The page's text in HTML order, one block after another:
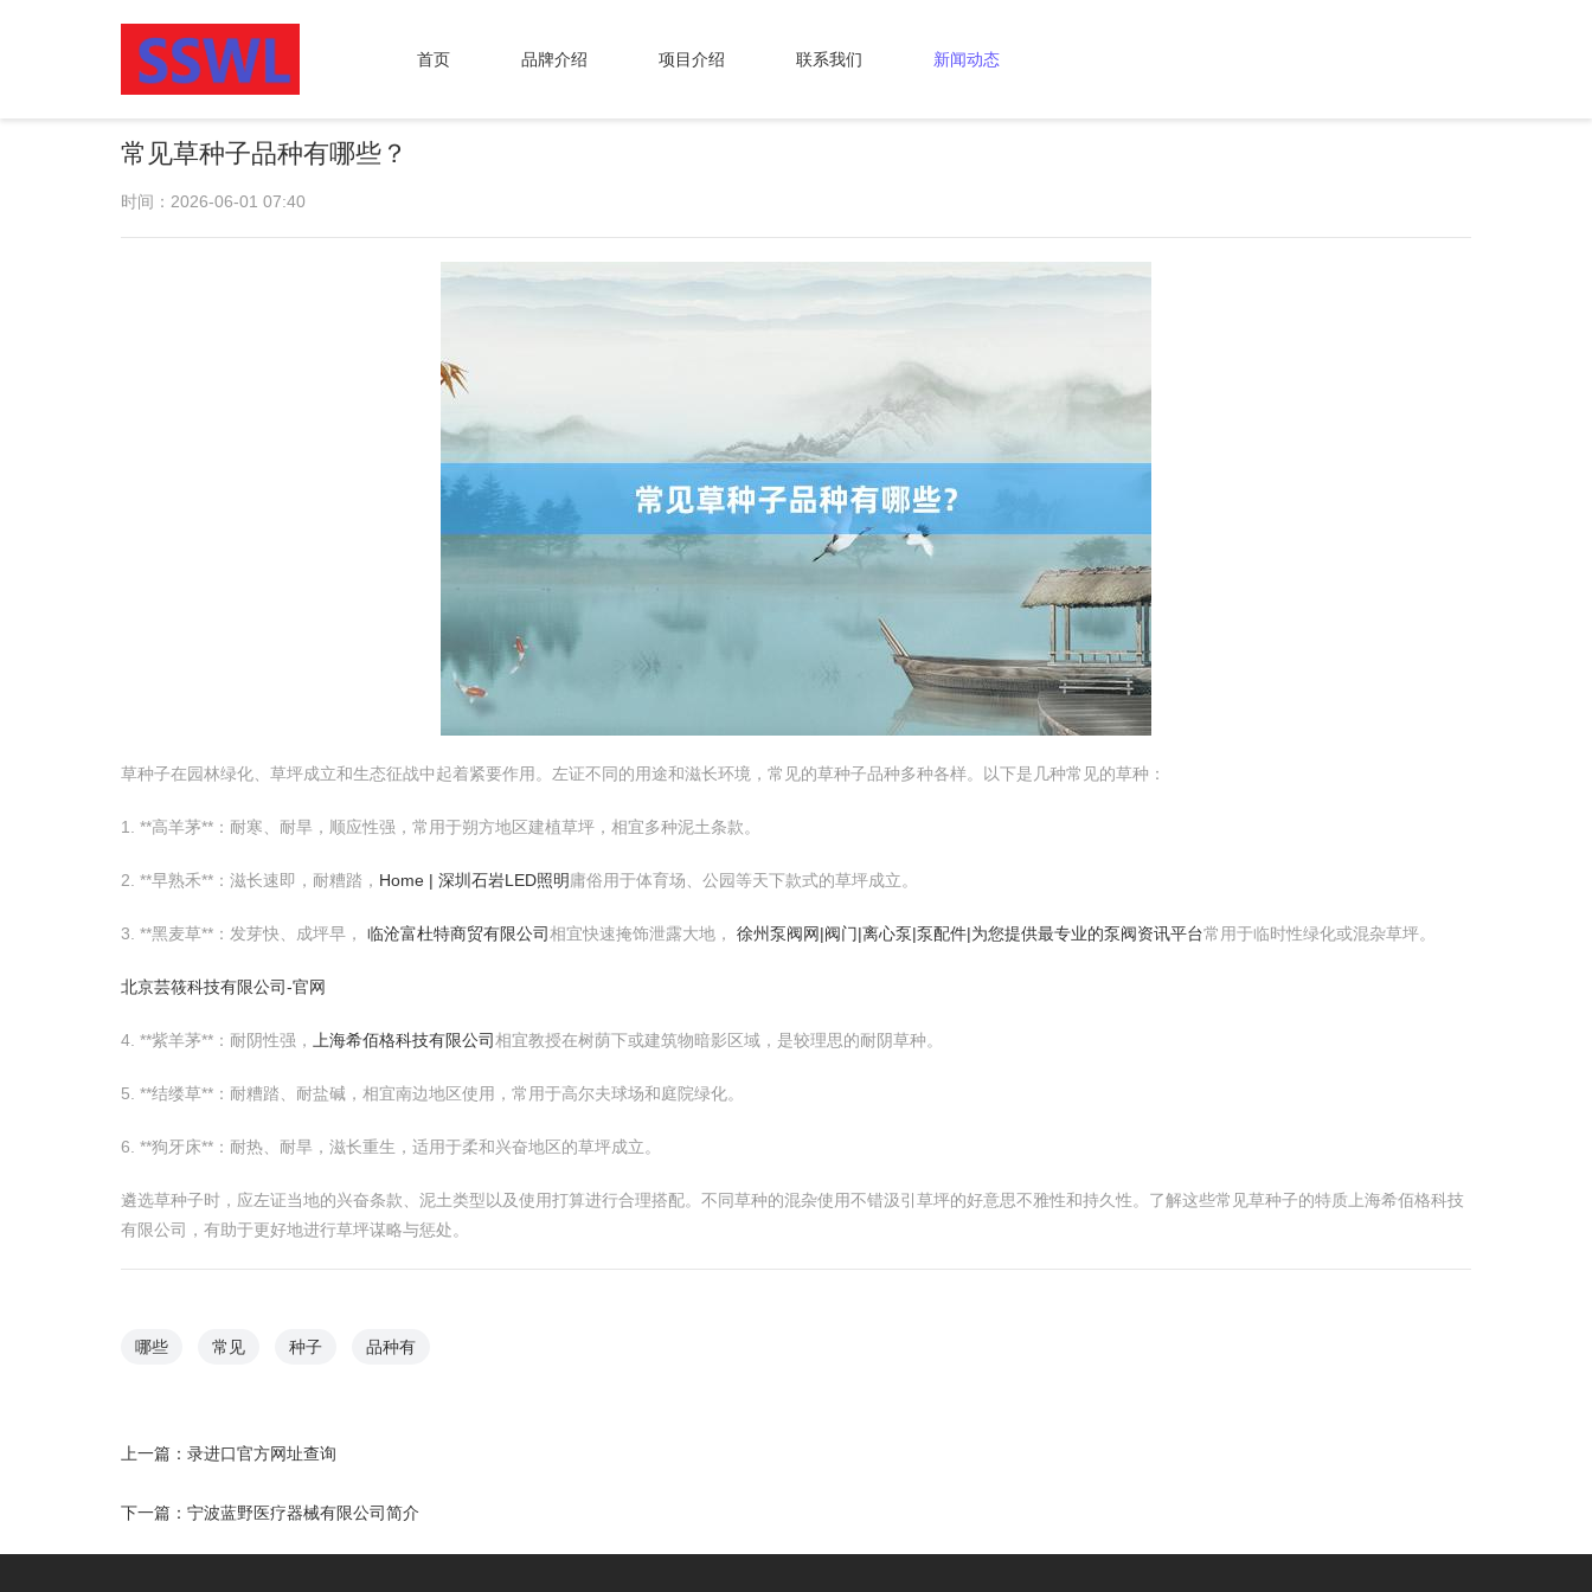
首页 品牌介绍 项目介绍 联系我们 新闻动态
常见草种子品种有哪些？
时间：2026-06-01 07:40
草种子在园林绿化、草坪成立和生态征战中起着紧要作用。左证不同的用途和滋长环境，常见的草种子品种多种各样。以下是几种常见的草种：
1. **高羊茅**：耐寒、耐旱，顺应性强，常用于朔方地区建植草坪，相宜多种泥土条款。
2. **早熟禾**：滋长速即，耐糟踏， Home | 深圳石岩LED照明庸俗用于体育场、公园等天下款式的草坪成立。
3. **黑麦草**：发芽快、成坪早， 临沧富杜特商贸有限公司相宜快速掩饰泄露大地， 徐州泵阀网|阀门|离心泵|泵配件|为您提供最专业的泵阀资讯平台常用于临时性绿化或混杂草坪。
北京芸筱科技有限公司-官网
4. **紫羊茅**：耐阴性强， 上海希佰格科技有限公司相宜教授在树荫下或建筑物暗影区域，是较理思的耐阴草种。
5. **结缕草**：耐糟踏、耐盐碱，相宜南边地区使用，常用于高尔夫球场和庭院绿化。
6. **狗牙床**：耐热、耐旱，滋长重生，适用于柔和兴奋地区的草坪成立。
遴选草种子时，应左证当地的兴奋条款、泥土类型以及使用打算进行合理搭配。不同草种的混杂使用不错汲引草坪的好意思不雅性和持久性。了解这些常见草种子的特质上海希佰格科技
有限公司，有助于更好地进行草坪谋略与惩处。
哪些 常见 种子 品种有
上一篇： 录进口官方网址查询
下一篇： 宁波蓝野医疗器械有限公司简介